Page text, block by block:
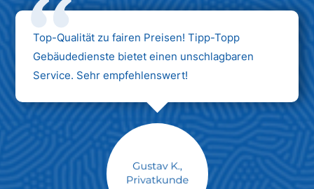
Unternehmen AG
Top-Qualität zu fairen Preisen! Tipp-Topp
Gebäudedienste bietet einen unschlagbaren
Service. Sehr empfehlenswert!